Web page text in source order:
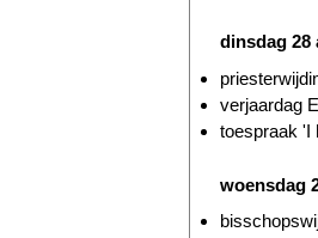
dinsdag 28
verjaardag
toespraak 'I
woensdag